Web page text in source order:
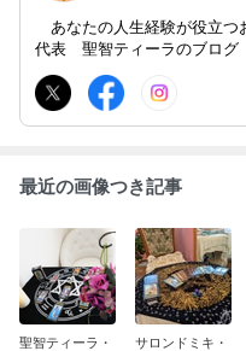
あなたの人生経験が役立
代表 聖智ティーラのブログ
最近の画像つき記事
聖智ティーラ・
サロンドミキ・